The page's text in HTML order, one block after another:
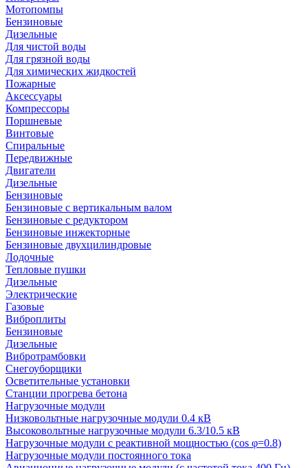
Мотопомпы
Бензиновые
Дизельные
Для чистой воды
Для грязной воды
Для химических жидкостей
Пожарные
Аксессуары
Компрессоры
Поршневые
Винтовые
Спиральные
Передвижные
Двигатели
Дизельные
Бензиновые
Бензиновые с вертикальным валом
Бензиновые с редуктором
Бензиновые инжекторные
Бензиновые двухцилиндровые
Лодочные
Тепловые пушки
Дизельные
Электрические
Газовые
Виброплиты
Бензиновые
Дизельные
Вибротрамбовки
Снегоуборщики
Осветительные установки
Станции прогрева бетона
Нагрузочные модули
Низковольтные нагрузочные модули 0.4 кВ
Высоковольтные нагрузочные модули 6.3/10.5 кВ
Нагрузочные модули с реактивной мощностью (cos φ=0.8)
Нагрузочные модули постоянного тока